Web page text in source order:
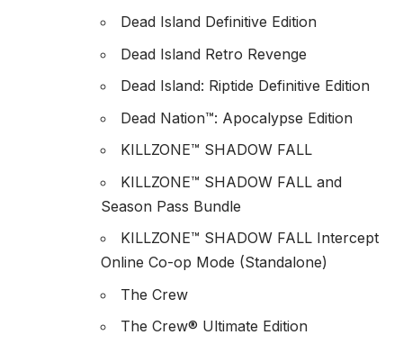
Dead Island Definitive Edition
Dead Island Retro Revenge
Dead Island: Riptide Definitive Edition
Dead Nation™: Apocalypse Edition
KILLZONE™ SHADOW FALL
KILLZONE™ SHADOW FALL and
Season Pass Bundle
KILLZONE™ SHADOW FALL Intercept
Online Co-op Mode (Standalone)
The Crew
The Crew® Ultimate Edition